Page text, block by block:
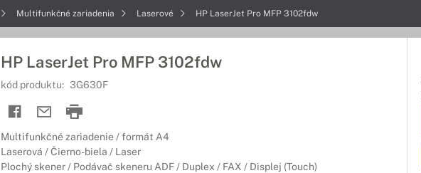
Multifunkčné zariadenia Laserové HP LaserJet Pro MFP 3102fdw
HP LaserJet Pro MFP 3102fdw
kód produktu: 3G630F
Multifunkčné zariadenie / formát A4
Laserová / Čierno-biela / Laser
Plochý skener / Podávač skeneru ADF / Duplex / FAX / Displej (Touch)